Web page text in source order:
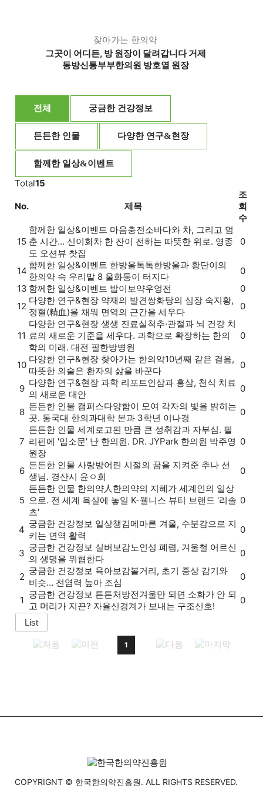
찾아가는 한의약
그곳이 어디든, 방 원장이 달려갑니다 거제
동방신통부부한의원 방호열 원장
전체 궁금한 건강정보
든든한 인물 다양한 연구&현장
함께한 일상&이벤트
Total15
No. 제목
조
회
수
15
함께한 일상&이벤트 마음충전소바다와 차, 그리고 멈
춘 시간... 신이화차 한 잔이 전하는 따뜻한 위로. 영종
도 오션뷰 찻집
0
14
함께한 일상&이벤트 한방울톡톡한방울과 황단이의
한의약 속 우리말 8 울화통이 터지다
0
13 함께한 일상&이벤트 밥이보약우엉전
0
12
다양한 연구&현장 약재의 발견쌍화탕의 심장 숙지황,
정혈(精血)을 채워 면역의 근간을 세우다
0
11
다양한 연구&현장 생생 진료실척추·관절과 뇌 건강 치
료의 새로운 기준을 세우다. 과학으로 확장하는 한의
학의 미래. 대전 필한방병원
0
10
다양한 연구&현장 찾아가는 한의약10년째 같은 걸음,
따뜻한 의술은 환자의 삶을 바꾼다
0
9
다양한 연구&현장 과학 리포트인삼과 홍삼, 천식 치료
의 새로운 대안
0
8
든든한 인물 캠퍼스다양함이 모여 각자의 빛을 밝히는
곳. 동국대 한의과대학 본과 3학년 이나경
0
7
든든한 인물 세계로고된 만큼 큰 성취감과 자부심. 필
리핀에 '입소문' 난 한의원. DR. JYPark 한의원 박주영
원장
0
6
든든한 인물 사랑방어린 시절의 꿈을 지켜준 추나 선
생님. 경산시 윤ㅇ희
0
5
든든한 인물 한의약人한의약의 지혜가 세계인의 일상
으로. 전 세계 욕실에 놓일 K-웰니스 뷰티 브랜드 '리솔
츠'
0
4
궁금한 건강정보 일상챙김메마른 겨울, 수분감으로 지
키는 면역 활력
0
3
궁금한 건강정보 실버보감노인성 폐렴, 겨울철 어르신
의 생명을 위협한다
0
2
궁금한 건강정보 육아보감볼거리, 초기 증상 감기와
비슷… 전염력 높아 조심
0
1
궁금한 건강정보 튼튼처방전겨울만 되면 소화가 안 되
고 머리가 지끈? 자율신경계가 보내는 구조신호!
0
1
COPYRIGNT © 한국한의약진흥원. ALL RIGHTS RESERVED.